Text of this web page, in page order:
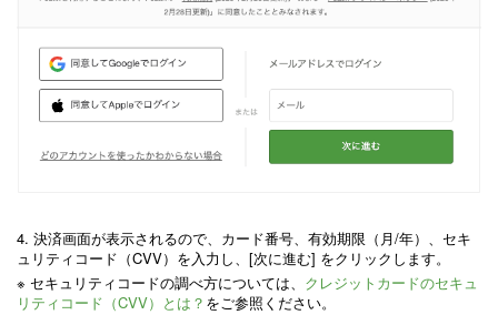
4. 決済画面が表示されるので、カード番号、有効期限（月/年）、セキ
ュリティコード（CVV）を入力し、[次に進む] をクリックします。
※ セキュリティコードの調べ方については、 クレジットカードのセキュ
リティコード（CVV）とは？ をご参照ください。